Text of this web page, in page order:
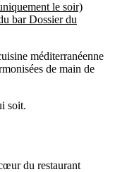
le soir)
bar Dossier du
méditerranéenne
de main de
soit.
du restaurant